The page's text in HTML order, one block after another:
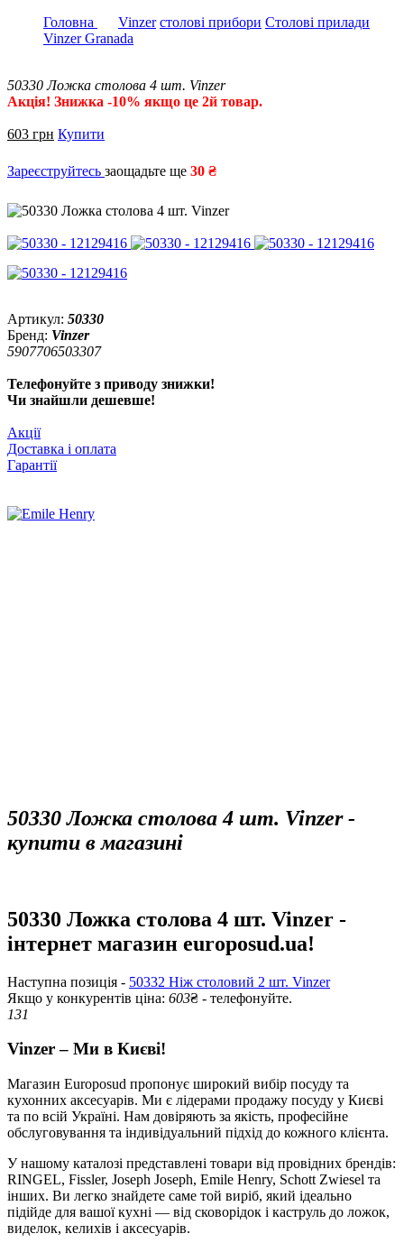
Головна
Vinzer столові прибори Столові прилади
Vinzer Granada
50330 Ложка столова 4 шт. Vinzer
Акція! Знижка -10% якщо це 2й товар.
603 грн Купити
Зареєструйтесь заощадьте ще 30 ₴
Артикул: 50330
Бренд: Vinzer
5907706503307
Телефонуйте з приводу знижки!
Чи знайшли дешевше!
Акції
Доставка і оплата
Гарантії
50330 Ложка столова 4 шт. Vinzer -
купити в магазині
50330 Ложка столова 4 шт. Vinzer -
інтернет магазин europosud.ua!
Наступна позиція - 50332 Ніж столовий 2 шт. Vinzer
Якщо у конкурентів ціна: 603₴ - телефонуйте.
131
Vinzer – Ми в Києві!
Магазин Europosud пропонує широкий вибір посуду та
кухонних аксесуарів. Ми є лідерами продажу посуду у Києві
та по всій Україні. Нам довіряють за якість, професійне
обслуговування та індивідуальний підхід до кожного клієнта.
У нашому каталозі представлені товари від провідних брендів:
RINGEL, Fissler, Joseph Joseph, Emile Henry, Schott Zwiesel та
інших. Ви легко знайдете саме той виріб, який ідеально
підійде для вашої кухні — від сковорідок і каструль до ложок,
виделок, келихів і аксесуарів.